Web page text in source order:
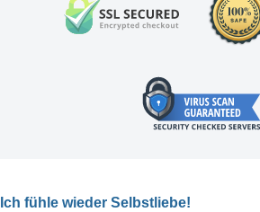
Ich fühle wieder Selbstliebe!